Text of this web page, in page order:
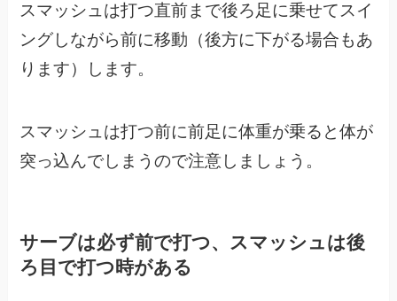
スマッシュは打つ直前まで後ろ足に乗せてスイ
ングしながら前に移動（後方に下がる場合もあ
ります）します。
スマッシュは打つ前に前足に体重が乗ると体が
突っ込んでしまうので注意しましょう。
サーブは必ず前で打つ、スマッシュは後
ろ目で打つ時がある